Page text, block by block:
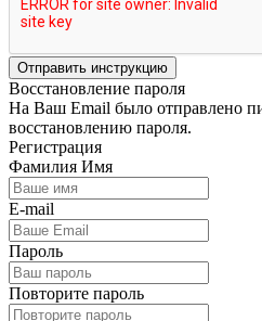
Отправить инструкцию
Восстановление пароля
На Ваш Email было отправлено
восстановлению пароля.
Регистрация
Фамилия Имя
E-mail
Пароль
Повторите пароль